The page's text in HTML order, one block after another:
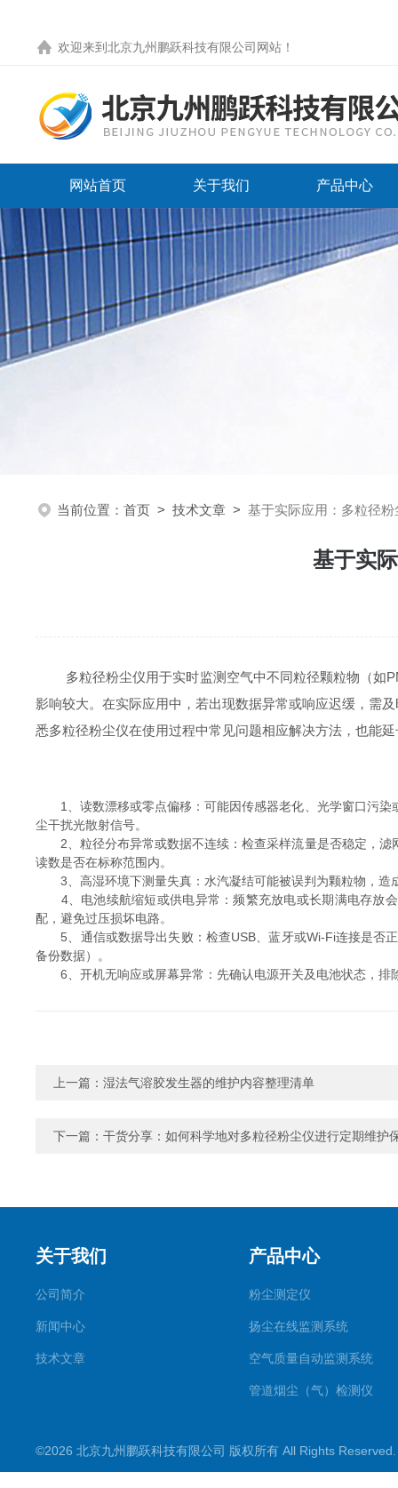
欢迎来到 北京九州鹏跃科技有限公司网站 ！
网站首页 关于我们 产品中心
当前位置： 首页 > 技术文章 > 基于实际应用：多粒径
基于实
多粒径粉尘仪用于实时监测空气中不同粒径颗粒物（如
影响较大。在实际应用中，若出现数据异常或响应迟缓，需
悉多粒径粉尘仪在使用过程中常见问题相应解决方法，也能
1、读数漂移或零点偏移：可能因传感器老化、光学窗口污染
尘干扰光散射信号。
2、粒径分布异常或数据不连续：检查采样流量是否稳定，滤
读数是否在标称范围内。
3、高湿环境下测量失真：水汽凝结可能被误判为颗粒物，造
4、电池续航缩短或供电异常：频繁充放电或长期满电存放会
配，避免过压损坏电路。
5、通信或数据导出失败：检查USB、蓝牙或Wi-Fi连接是否正
备份数据）。
6、开机无响应或屏幕异常：先确认电源开关及电池状态，排
上一篇： 湿法气溶胶发生器的维护内容整理清单
下一篇： 干货分享：如何科学地对多粒径粉尘仪进行定期维护
关于我们
公司简介
新闻中心
技术文章
产品中心
粉尘测定仪
扬尘在线监测系统
空气质量自动监测系统
管道烟尘（气）检测仪
©2026 北京九州鹏跃科技有限公司 版权所有 All Rights